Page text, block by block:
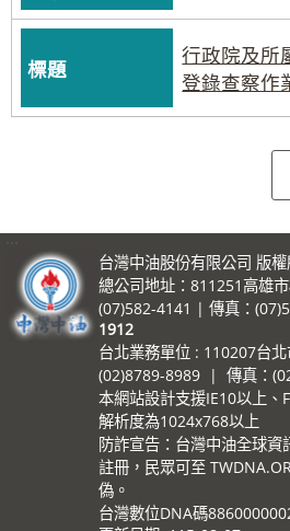
行政院及所
登錄查察作
台灣中油股份有限公司 版
總公司地址：811251高雄
(07)582-4141 | 傳真：
1912
台北業務單位 : 110207台
(02)8789-8989 | 傳真：
本網站設計支援IE10以上
解析度為1024x768以上
防詐宣告：台灣中油全球
註冊，民眾可至
偽。
台灣數位DNA碼